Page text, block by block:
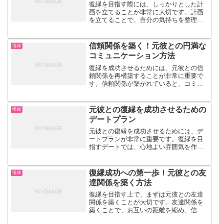
復縁を目指す際には、しっかりとした計
画を立てることが非常に大切です。計画
を立てることで、自分の気持ちを整理
立てることの重要性について説明しま
す。復縁には計画が不可欠です...
復縁
信頼関係を築く！元彼との円満な
コミュニケーション方法
復縁を成功させるためには、元彼との信
頼関係を再構築することが非常に重要で
す。信頼関係が築かれていると、コミュ
ます。今回は、元彼との信頼関係を築く
ための円満なコミュニケー...
復縁
元彼との復縁を成功させるための
デートプラン
元彼との復縁を成功させるためには、デ
ートプランが非常に重要です。復縁を目
指すデートでは、心地よい雰囲気を作り
功させるためのデートプランについてご
紹介します。【デートプラ...
復縁
復縁成功への第一歩！元彼との友
達関係を築く方法
復縁を目指す上で、まずは元彼との友達
関係を築くことが大切です。友達関係を
築くことで、お互いの距離を縮め、信頼